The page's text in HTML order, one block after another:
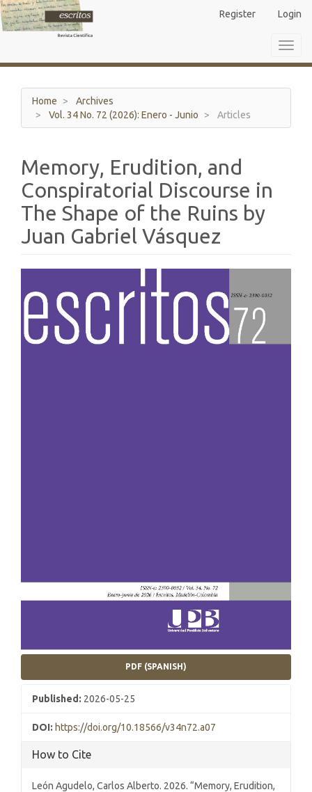
Main
Navigation
Main
Sidebar
Register Login
Home
Archives
Vol. 34 No. 72 (2026): Enero - Junio
Articles
Memory, Erudition, and
Conspiratorial Discourse in
The Shape of the Ruins by
Juan Gabriel Vásquez
Sidebar
PDF (SPANISH)
Published: 2026-05-25
DOI: https://doi.org/10.18566/v34n72.a07
How to Cite
León Agudelo, Carlos Alberto. 2026. “Memory, Erudition,